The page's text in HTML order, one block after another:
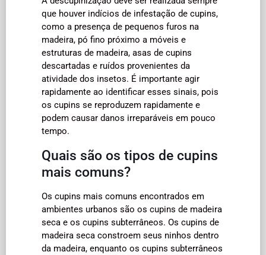
que houver indícios de infestação de cupins,
como a presença de pequenos furos na
madeira, pó fino próximo a móveis e
estruturas de madeira, asas de cupins
descartadas e ruídos provenientes da
atividade dos insetos. É importante agir
rapidamente ao identificar esses sinais, pois
os cupins se reproduzem rapidamente e
podem causar danos irreparáveis em pouco
tempo.
Quais são os tipos de cupins
mais comuns?
Os cupins mais comuns encontrados em
ambientes urbanos são os cupins de madeira
seca e os cupins subterrâneos. Os cupins de
madeira seca constroem seus ninhos dentro
da madeira, enquanto os cupins subterrâneos